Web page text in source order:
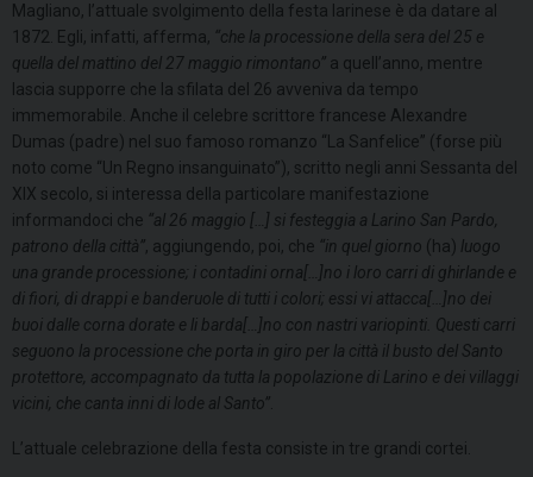
Magliano, l’attuale svolgimento della festa larinese è da datare al
1872. Egli, infatti, afferma, “che la processione della sera del 25 e
quella del mattino del 27 maggio rimontano” a quell’anno, mentre
lascia supporre che la sfilata del 26 avveniva da tempo
immemorabile. Anche il celebre scrittore francese Alexandre
Dumas (padre) nel suo famoso romanzo “La Sanfelice” (forse più
noto come “Un Regno insanguinato”), scritto negli anni Sessanta del
XIX secolo, si interessa della particolare manifestazione
informandoci che “al 26 maggio […] si festeggia a Larino San Pardo,
patrono della città”, aggiungendo, poi, che “in quel giorno (ha) luogo
una grande processione; i contadini orna[…]no i loro carri di ghirlande e
di fiori, di drappi e banderuole di tutti i colori; essi vi attacca[…]no dei
buoi dalle corna dorate e li barda[…]no con nastri variopinti. Questi carri
seguono la processione che porta in giro per la città il busto del Santo
protettore, accompagnato da tutta la popolazione di Larino e dei villaggi
vicini, che canta inni di lode al Santo”
L’attuale celebrazione della festa consiste in tre grandi cortei.